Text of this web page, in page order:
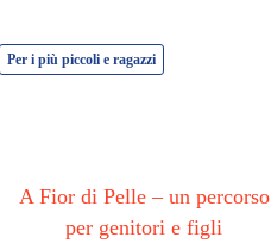
Per i più piccoli e ragazzi
A Fior di Pelle – un percorso
per genitori e figli